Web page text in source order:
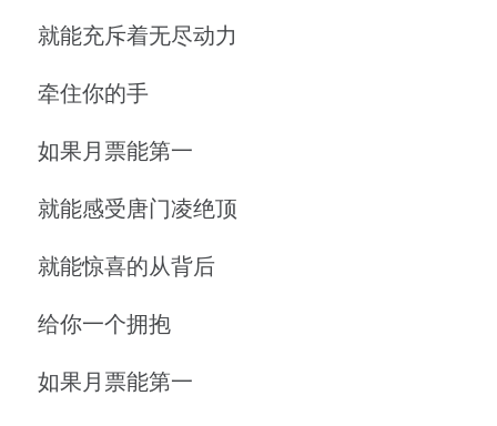
就能充斥着无尽动力
牵住你的手
如果月票能第一
就能感受唐门凌绝顶
就能惊喜的从背后
给你一个拥抱
如果月票能第一